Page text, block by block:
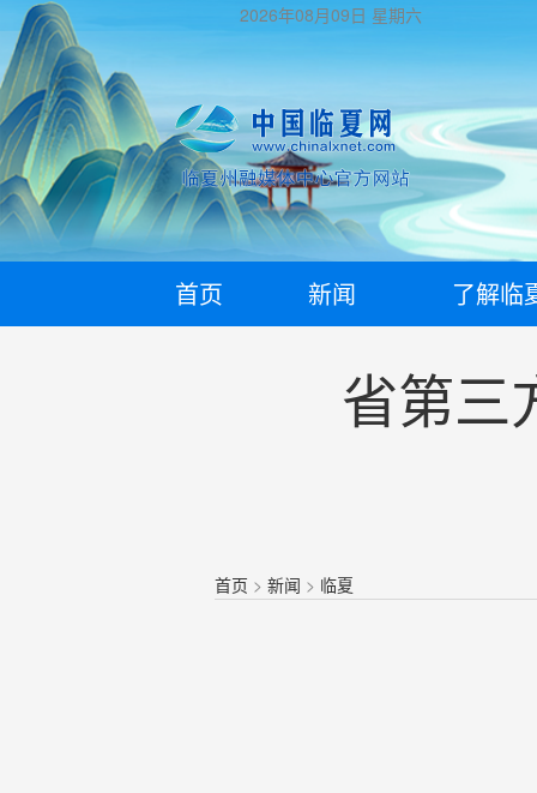
2026年08月09日 星期六
首页 新闻 了解临
省第三
首页 >新闻 > 临夏